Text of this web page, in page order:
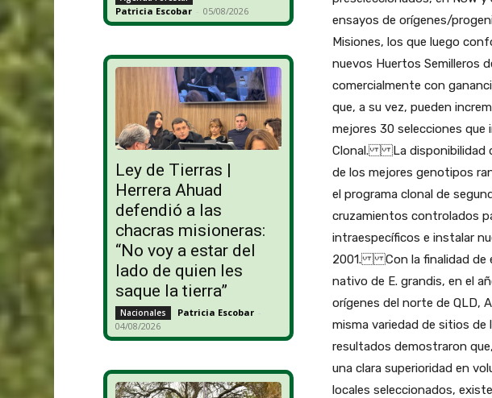
Patricia Escobar - 05/08/2026
Ley de Tierras |
Herrera Ahuad
defendió a las
chacras misioneras:
“No voy a estar del
lado de quien les
saque la tierra”
Nacionales Patricia Escobar -
04/08/2026
ensayos de orígenes/
Misiones, los que luego
nuevos Huertos Semilleros
comercialmente con
que, a su vez, pueden
mejores 30 selecciones que
Clonal. La disponibilidad
de los mejores genotipos
el programa clonal de
cruzamientos controlados
intraespecíficos e instalar
2001. Con la finalidad de
nativo de E. grandis, en el
orígenes del norte de QLD,
misma variedad de sitios de
resultados demostraron
una clara superioridad en
locales seleccionados,